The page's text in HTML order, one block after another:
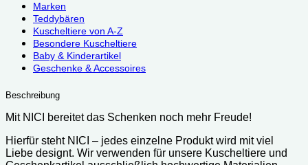
Marken
Teddybären
Kuscheltiere von A-Z
Besondere Kuscheltiere
Baby & Kinderartikel
Geschenke & Accessoires
Beschreibung
Mit NICI bereitet das Schenken noch mehr Freude!
Hierfür steht NICI – jedes einzelne Produkt wird mit viel
Liebe designt. Wir verwenden für unsere Kuscheltiere und